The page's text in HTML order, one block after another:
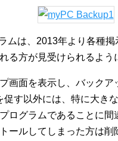
ムは、2013年より各種
る方が見受けられるよう
画面を表示し、バックア
促す以外には、特に大き
ログラムであることに間
ールしてしまった方は削